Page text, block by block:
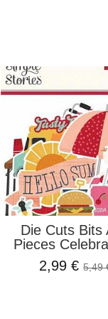
Mango Para
Lacre De
2,99